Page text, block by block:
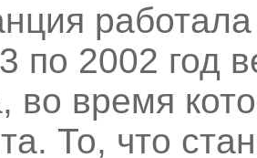
по 2002 год
во время
То, что